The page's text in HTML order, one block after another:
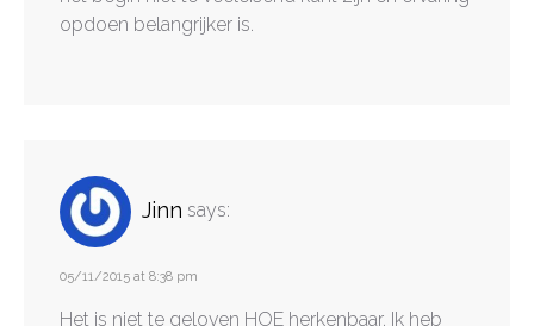
opdoen belangrijker is.
Jinn says:
05/11/2015 at 8:38 pm
Het is niet te geloven HOE herkenbaar. Ik heb